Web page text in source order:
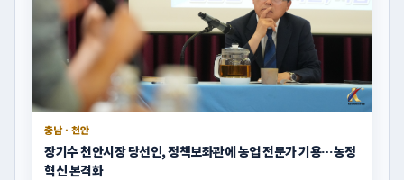
충남 · 천안
장기수 천안시장 당선인, 정책보좌관에 농업 전문가 기용…농정
혁신 본격화